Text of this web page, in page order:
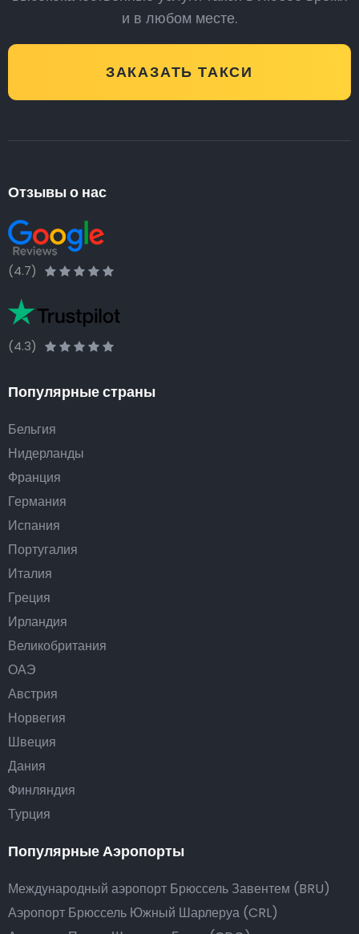
и в любом месте.
ЗАКАЗАТЬ ТАКСИ
Отзывы о нас
(4.7)
(4.3)
Популярные страны
Бельгия
Нидерланды
Франция
Германия
Испания
Португалия
Италия
Греция
Ирландия
Великобритания
ОАЭ
Австрия
Норвегия
Швеция
Дания
Финляндия
Турция
Популярные Аэропорты
Международный аэропорт Брюссель Завентем (BRU)
Аэропорт Брюссель Южный Шарлеруа (CRL)